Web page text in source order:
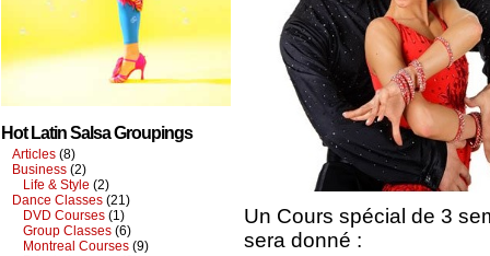
Hot Latin Salsa Groupings
Articles (8)
Business (2)
Life & Style (2)
Dance Classes (21)
DVD Courses (1)
Group Classes (6)
Montreal Courses (9)
Un Cours spécial de 3
sera donné :